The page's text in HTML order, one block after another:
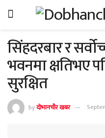
सिंहदरबार र
भवनमा क्षतिभए
सुरक्षित
byदोभानचौर खबर